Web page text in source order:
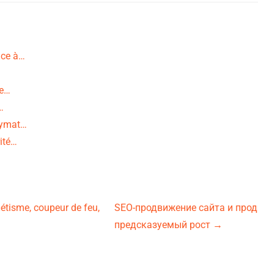
à…
coupeur de feu,
SEO-продвижение сайта и
предсказуемый рост →